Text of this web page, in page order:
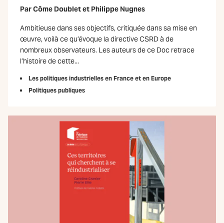
ParCôme Doubletet Philippe Nugnes
Ambitieuse dans ses objectifs, critiquée dans sa mise en
œuvre, voilà ce qu’évoque la directive CSRD à de
nombreux observateurs. Les auteurs de ce Doc retrace
l’histoire de cette...
Les politiques industrielles en France et en Europe
Politiques publiques